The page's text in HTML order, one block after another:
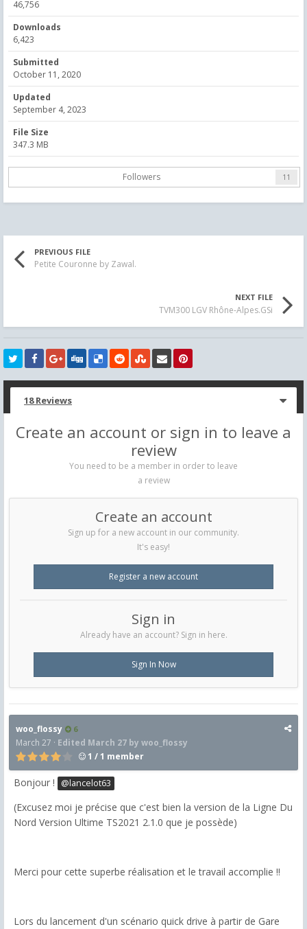
46,756
Downloads
6,423
Submitted
October 11, 2020
Updated
September 4, 2023
File Size
347.3 MB
Followers 11
PREVIOUS FILE
Petite Couronne by Zawal.
NEXT FILE
TVM300 LGV Rhône-Alpes.GSi
18 Reviews
Create an account or sign in to leave a
review
You need to be a member in order to leave
a review
Create an account
Sign up for a new account in our community.
It's easy!
Register a new account
Sign in
Already have an account? Sign in here.
Sign In Now
woo_flossy 6
March 27 · Edited March 27 by woo_flossy
1 / 1 member
Bonjour ! @lancelot63
(Excusez moi je précise que c'est bien la version de la Ligne Du
Nord Version Ultime TS2021 2.1.0 que je possède)
Merci pour cette superbe réalisation et le travail accomplie !!
Lors du lancement d'un scénario quick drive à partir de Gare